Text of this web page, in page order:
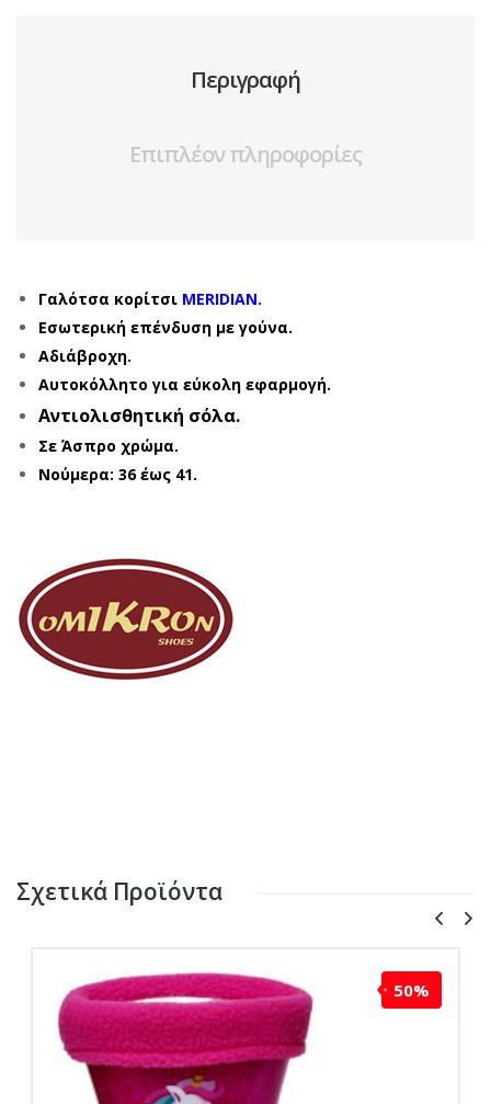
Περιγραφή
Επιπλέον πληροφορίες
Γαλότσα κορίτσι MERIDIAN.
Εσωτερική επένδυση με γούνα.
Αδιάβροχη.
Αυτοκόλλητο για εύκολη εφαρμογή.
Αντιολισθητική σόλα.
Σε Άσπρο χρώμα.
Νούμερα: 36 έως 41.
Σχετικά Προϊόντα
50%